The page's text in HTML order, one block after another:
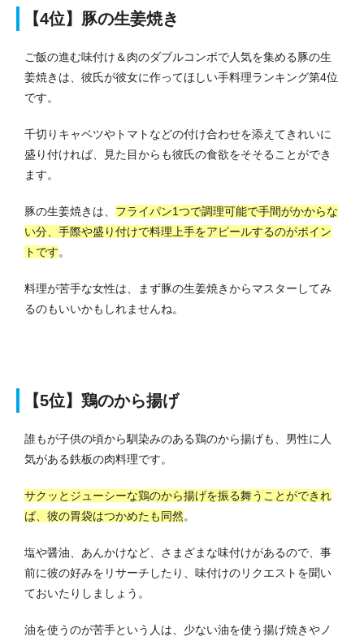
【4位】豚の生姜焼き
ご飯の進む味付け＆肉のダブルコンボで人気を集める豚の生
姜焼きは、彼氏が彼女に作ってほしい手料理ランキング第4位
です。
千切りキャベツやトマトなどの付け合わせを添えてきれいに
盛り付ければ、見た目からも彼氏の食欲をそそることができ
ます。
豚の生姜焼きは、 フライパン1つで調理可能で手間がかからな
い分、手際や盛り付けで料理上手をアピールするのがポイン
トです。
料理が苦手な女性は、まず豚の生姜焼きからマスターしてみ
るのもいいかもしれませんね。
【5位】鶏のから揚げ
誰もが子供の頃から馴染みのある鶏のから揚げも、男性に人
気がある鉄板の肉料理です。
サクッとジューシーな鶏のから揚げを振る舞うことができれ
ば、彼の胃袋はつかめたも同然。
塩や醤油、あんかけなど、さまざまな味付けがあるので、事
前に彼の好みをリサーチしたり、味付けのリクエストを聞い
ておいたりしましょう。
油を使うのが苦手という人は、少ない油を使う揚げ焼きやノ